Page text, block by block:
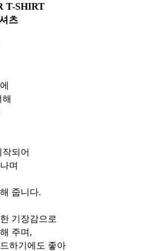
T-SHIRT
츠
되어
며
줍니다.
기장감으로
주며,
하기에도 좋아